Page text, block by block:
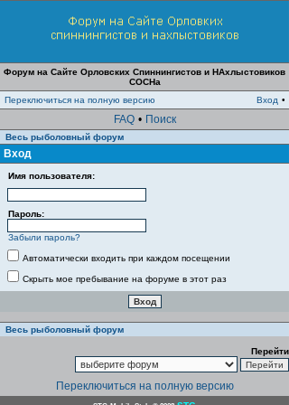
Форум на Сайте Орловских Спиннингистов и НАхлыстовиков
СОСНа
Переключиться на полную версию
Вход •
FAQ • Поиск
Весь рыболовный форум
Вход
Имя пользователя:
Пароль:
Забыли пароль?
Автоматически входить при каждом посещении
Скрыть мое пребывание на форуме в этот раз
Весь рыболовный форум
Перейти
Переключиться на полную версию